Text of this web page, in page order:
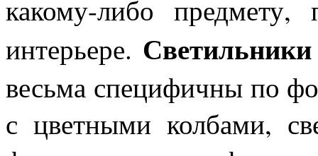
какому-либо
интерьере.
весьма специфичны по
с цветными колбами,